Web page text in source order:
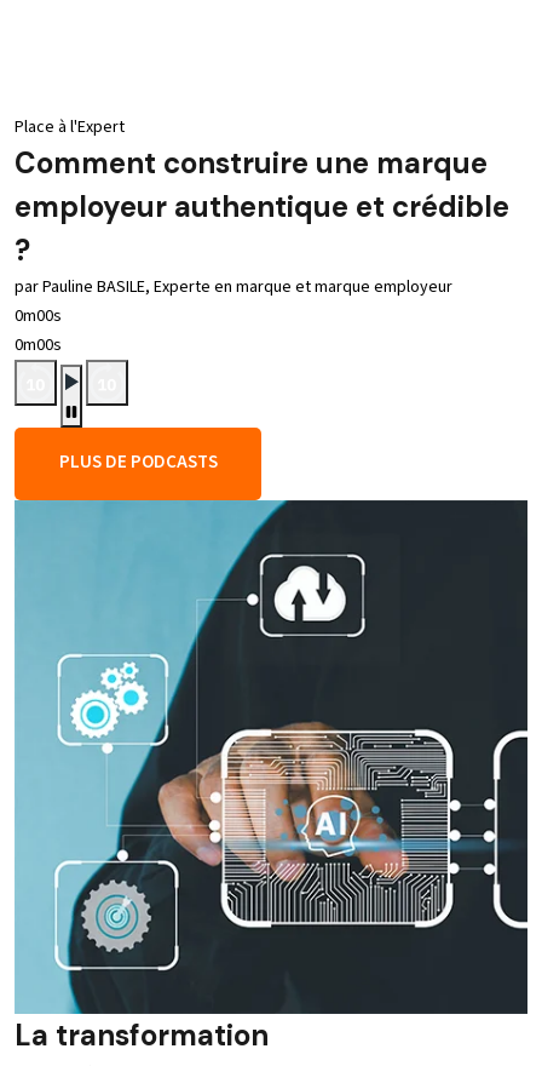
Place à l'Expert
Comment construire une marque
employeur authentique et crédible
?
par Pauline BASILE, Experte en marque et marque employeur
0m00s
0m00s
PLUS DE PODCASTS
La transformation